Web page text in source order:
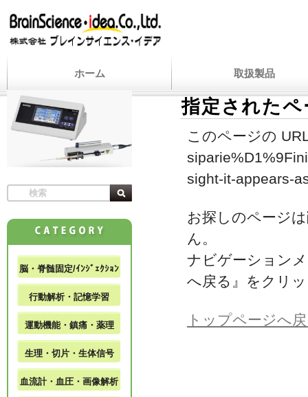
ホーム 取扱製品
指定された
このページの
sight-it-appears-
お探しのページ
ん。
ナビゲーション
へ戻る』をクリ
トップページへ
脳・脊髄固定/ｲﾝｼﾞｪｸｼｮﾝ
行動解析・記憶学習
運動機能・鎮痛・薬理
生理・切片・生体信号
血流計・血圧・画像解析